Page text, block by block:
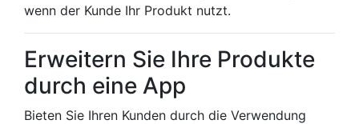
wenn der Kunde Ihr Produkt nutzt.
Erweitern Sie Ihre Produkte
durch eine App
Bieten Sie Ihren Kunden durch die Verwendung